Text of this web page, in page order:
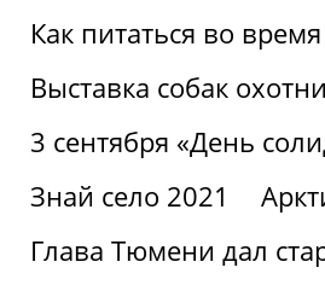
Как питаться во
Выставка собак
3 сентября «День
Знай село 2021
Глава Тюмени дал